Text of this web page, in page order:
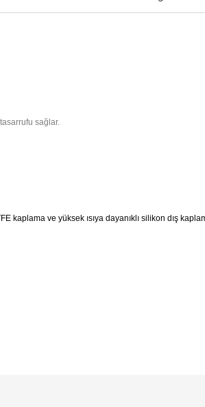
sağlar.
ve yüksek ısıya dayanıklı silikon dış